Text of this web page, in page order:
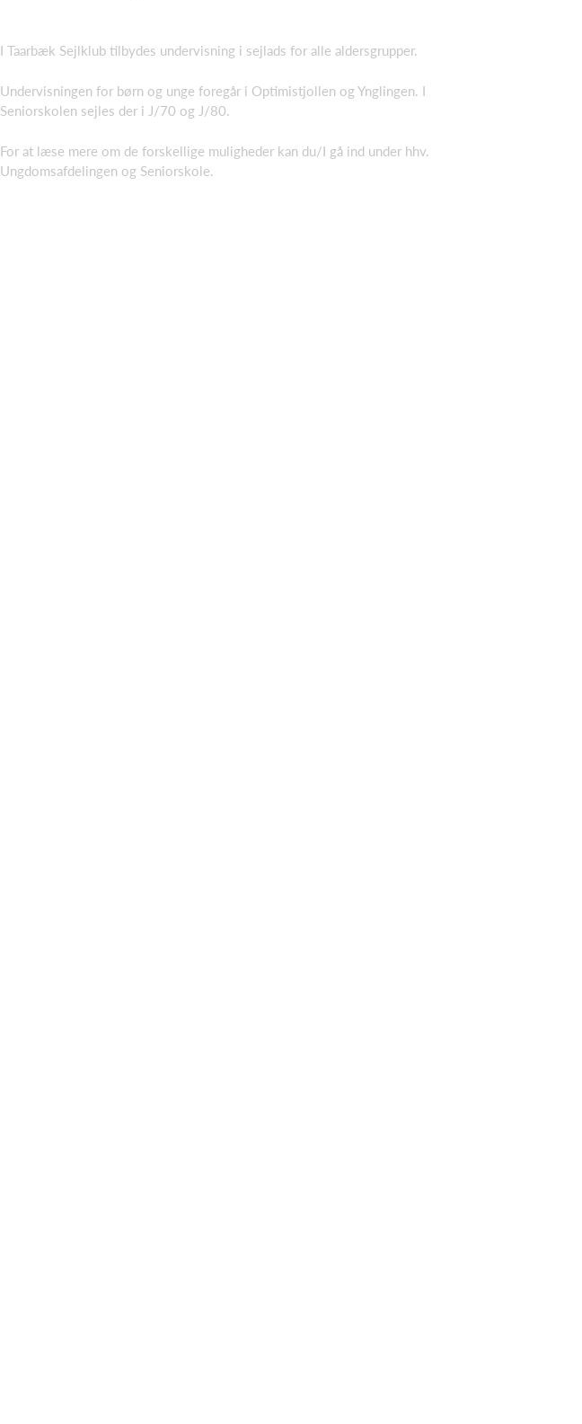
I Taarbæk Sejlklub tilbydes undervisning i sejlads for alle aldersgrupper.
Undervisningen for børn og unge foregår i Optimistjollen og Ynglingen. I
Seniorskolen sejles der i J/70 og J/80.
For at læse mere om de forskellige muligheder kan du/I gå ind under hhv.
Ungdomsafdelingen og Seniorskole.